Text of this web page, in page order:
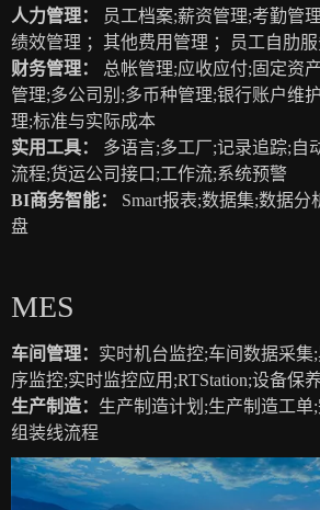
人力管理：
员工档案;薪资管理;考勤管
绩效管理 ；其他费用管理 ；员工自肋服
财务管理：
总帐管理;应收应付;固定资
管理;多公司别;多币种管理;银行账户维
理;标准与实际成本
实用工具：
多语言;多工厂;记录追踪;自
流程;货运公司接口;工作流;系统预警
BI商务智能：
Smart报表;数据集;数据
盘
MES
车间管理： 实时机台监控;车间数据采集
序监控;实时监控应用;RTStation;设备保
生产制造： 生产制造计划;生产制造工单
组装线流程